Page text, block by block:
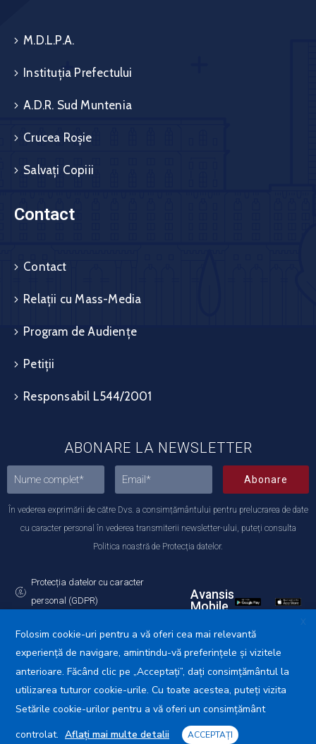
M.D.L.P.A.
Instituția Prefectului
A.D.R. Sud Muntenia
Crucea Roșie
Salvați Copiii
Contact
Contact
Relații cu Mass-Media
Program de Audiențe
Petiții
Responsabil L544/2001
ABONARE LA NEWSLETTER
Abonare
În vederea exprimării de către Dvs. a consimțământului pentru prelucrarea de date
cu caracter personal în vederea transmiterii newsletter-ului, puteți consulta
Politica noastră de Protecția datelor.
Protecția datelor cu caracter
personal (GDPR)
Avansis
Mobile
Primăria Municipiului Călărași © 2025. Toate drepturile
X
Folosim cookie-uri pentru a vă oferi cea mai relevantă
experiență de navigare, amintindu-vă preferințele și vizitele
anterioare. Făcând clic pe „Acceptați”, dați consimțământul la
utilizarea tuturor cookie-urile. Cu toate acestea, puteți vizita
Setările cookie-urilor pentru a vă oferi un consimțământ
controlat. Aflați mai multe detalii ACCEPTAȚI